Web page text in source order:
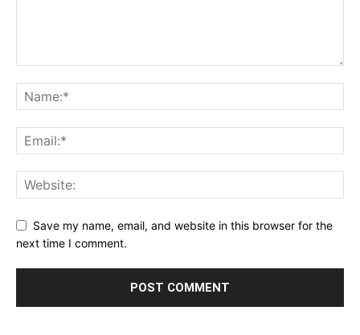
Save my name, email, and website in this browser for the
next time I comment.